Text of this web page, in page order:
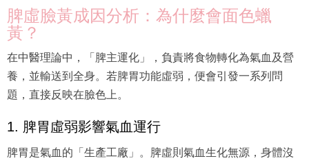
脾虛臉黃成因分析：為什麼會面色蠟
黃？
在中醫理論中，「脾主運化」，負責將食物轉化為氣血及營
養，並輸送到全身。若脾胃功能虛弱，便會引發一系列問
題，直接反映在臉色上。
1. 脾胃虛弱影響氣血運行
脾胃是氣血的「生產工廠」。脾虛則氣血生化無源，身體沒